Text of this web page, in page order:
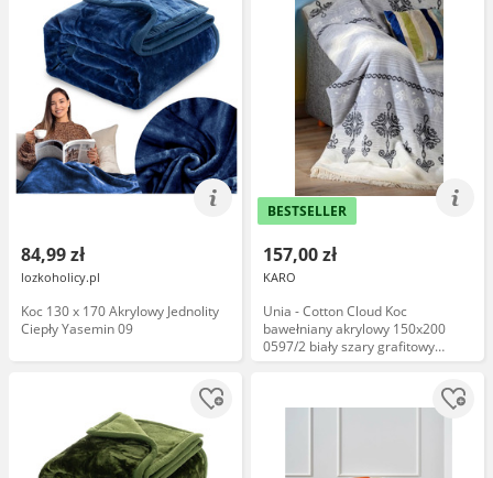
84,99 zł
lozkoholicy.pl
Koc 130 x 170 Akrylowy Jednolity
Ciepły Yasemin 09
BESTSELLER
157,00 zł
KARO
Unia - Cotton Cloud Koc
bawełniany akrylowy 150x200
0597/2 biały szary grafitowy
narzuta pled